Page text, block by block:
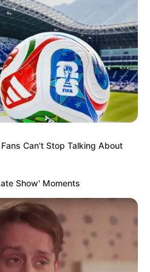
γυναίκα
στοGoogle
να ακούσετε ζωντανά
στον Πτήση 103,2 fm
Can't Stop Talking About
Show' Moments